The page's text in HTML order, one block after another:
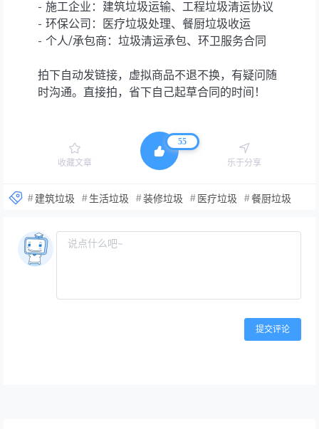
- 施工企业：建筑垃圾运输、工程垃圾清运协议
- 环保公司：医疗垃圾处理、餐厨垃圾收运
- 个人/承包商：垃圾清运承包、环卫服务合同
拍下自动发链接，虚拟商品不退不换，有疑问随
时沟通。直接拍，省下自己起草合同的时间！
收藏文章
55
乐于分享
建筑垃圾 生活垃圾 装修垃圾 医疗垃圾 餐厨垃圾
提交评论